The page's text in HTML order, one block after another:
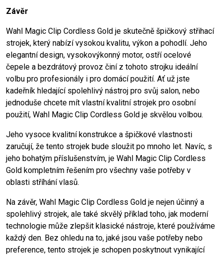
Závěr
Wahl Magic Clip Cordless Gold je skutečně špičkový střihací
strojek, který nabízí vysokou kvalitu, výkon a pohodlí. Jeho
elegantní design, vysokovýkonný motor, ostří ocelové
čepele a bezdrátový provoz činí z tohoto strojku ideální
volbu pro profesionály i pro domácí použití. Ať už jste
kadeřník hledající spolehlivý nástroj pro svůj salon, nebo
jednoduše chcete mít vlastní kvalitní strojek pro osobní
použití, Wahl Magic Clip Cordless Gold je skvělou volbou.
Jeho vysoce kvalitní konstrukce a špičkové vlastnosti
zaručují, že tento strojek bude sloužit po mnoho let. Navíc, s
jeho bohatým příslušenstvím, je Wahl Magic Clip Cordless
Gold kompletním řešením pro všechny vaše potřeby v
oblasti stříhání vlasů.
Na závěr, Wahl Magic Clip Cordless Gold je nejen účinný a
spolehlivý strojek, ale také skvělý příklad toho, jak moderní
technologie může zlepšit klasické nástroje, které používáme
každý den. Bez ohledu na to, jaké jsou vaše potřeby nebo
preference, tento strojek je schopen poskytnout vynikající